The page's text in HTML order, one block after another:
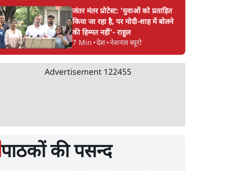
जंतर मंतर प्रोटेस्ट: 'युवाओं को प्रताड़ित
किया जा रहा है, पर मोदी-शाह में बोलने
की हिम्मत नहीं'- राहुल
7 Min •देश•नेशनल ब्यूरो
Advertisement 122455
पाठकों की पसन्द